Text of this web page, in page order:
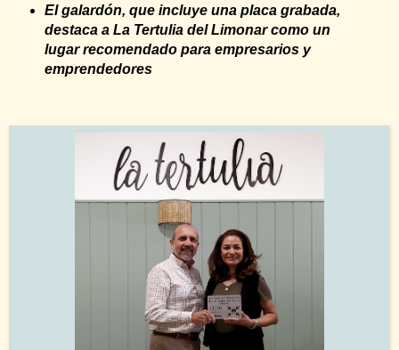
El galardón, que incluye una placa grabada,
destaca a La Tertulia del Limonar como un
lugar recomendado para empresarios y
emprendedores